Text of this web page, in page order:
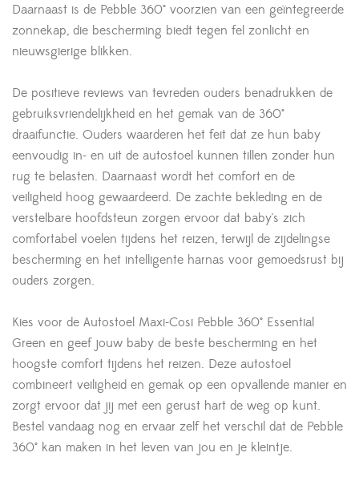
Daarnaast is de Pebble 360° voorzien van een geïntegreerde
zonnekap, die bescherming biedt tegen fel zonlicht en
nieuwsgierige blikken.
De positieve reviews van tevreden ouders benadrukken de
gebruiksvriendelijkheid en het gemak van de 360°
draaifunctie. Ouders waarderen het feit dat ze hun baby
eenvoudig in- en uit de autostoel kunnen tillen zonder hun
rug te belasten. Daarnaast wordt het comfort en de
veiligheid hoog gewaardeerd. De zachte bekleding en de
verstelbare hoofdsteun zorgen ervoor dat baby's zich
comfortabel voelen tijdens het reizen, terwijl de zijdelingse
bescherming en het intelligente harnas voor gemoedsrust bij
ouders zorgen.
Kies voor de Autostoel Maxi-Cosi Pebble 360° Essential
Green en geef jouw baby de beste bescherming en het
hoogste comfort tijdens het reizen. Deze autostoel
combineert veiligheid en gemak op een opvallende manier en
zorgt ervoor dat jij met een gerust hart de weg op kunt.
Bestel vandaag nog en ervaar zelf het verschil dat de Pebble
360° kan maken in het leven van jou en je kleintje.